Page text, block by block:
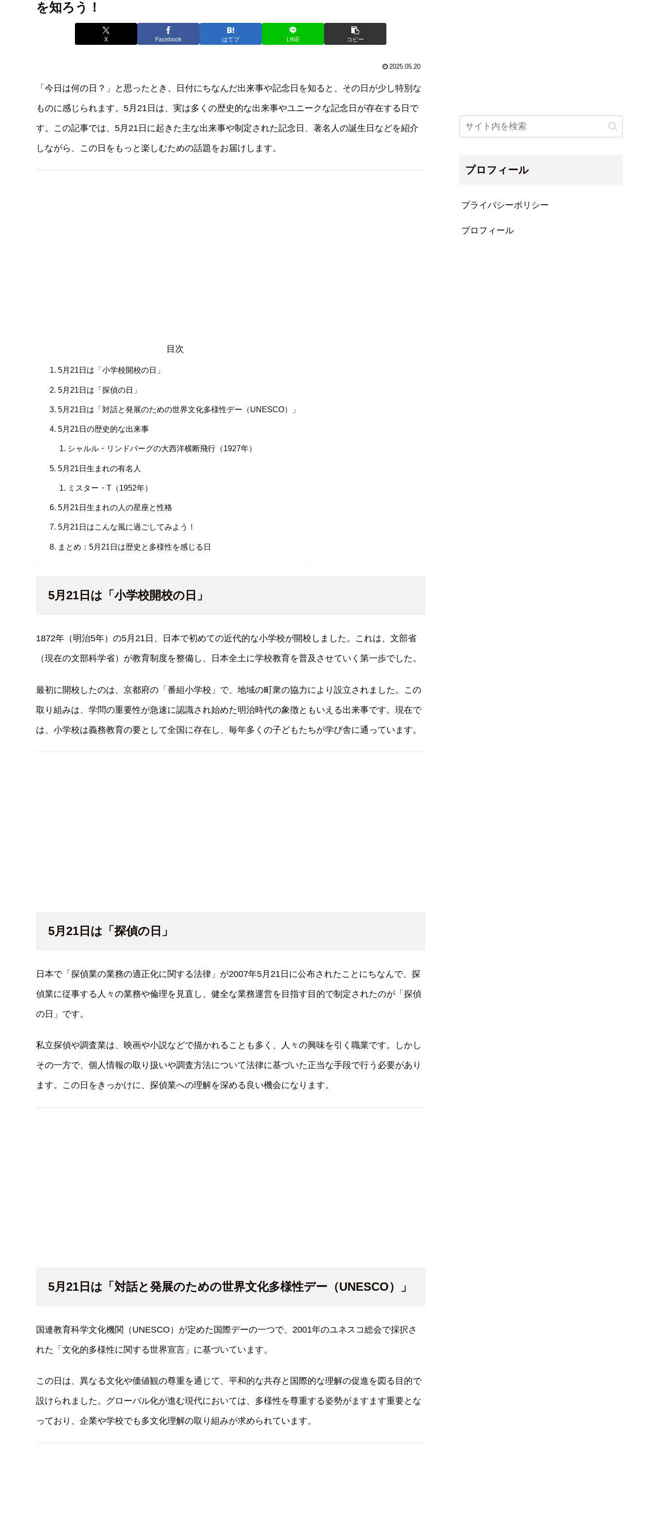
を知ろう！
X Facebook はてブ LINE コピー
2025.05.20
「今日は何の日？」と思ったとき、日付にちなんだ出来事や記念日を知ると、その日が少し特別な
ものに感じられます。5月21日は、実は多くの歴史的な出来事やユニークな記念日が存在する日で
す。この記事では、5月21日に起きた主な出来事や制定された記念日、著名人の誕生日などを紹介
しながら、この日をもっと楽しむための話題をお届けします。
目次
5月21日は「小学校開校の日」
5月21日は「探偵の日」
5月21日は「対話と発展のための世界文化多様性デー（UNESCO）」
5月21日の歴史的な出来事
シャルル・リンドバーグの大西洋横断飛行（1927年）
5月21日生まれの有名人
ミスター・T（1952年）
5月21日生まれの人の星座と性格
5月21日はこんな風に過ごしてみよう！
まとめ：5月21日は歴史と多様性を感じる日
5月21日は「小学校開校の日」
1872年（明治5年）の5月21日、日本で初めての近代的な小学校が開校しました。これは、文部省
（現在の文部科学省）が教育制度を整備し、日本全土に学校教育を普及させていく第一歩でした。
最初に開校したのは、京都府の「番組小学校」で、地域の町衆の協力により設立されました。この
取り組みは、学問の重要性が急速に認識され始めた明治時代の象徴ともいえる出来事です。現在で
は、小学校は義務教育の要として全国に存在し、毎年多くの子どもたちが学び舎に通っています。
5月21日は「探偵の日」
日本で「探偵業の業務の適正化に関する法律」が2007年5月21日に公布されたことにちなんで、探
偵業に従事する人々の業務や倫理を見直し、健全な業務運営を目指す目的で制定されたのが「探偵
の日」です。
私立探偵や調査業は、映画や小説などで描かれることも多く、人々の興味を引く職業です。しかし
その一方で、個人情報の取り扱いや調査方法について法律に基づいた正当な手段で行う必要があり
ます。この日をきっかけに、探偵業への理解を深める良い機会になります。
5月21日は「対話と発展のための世界文化多様性デー（UNESCO）」
国連教育科学文化機関（UNESCO）が定めた国際デーの一つで、2001年のユネスコ総会で採択さ
れた「文化的多様性に関する世界宣言」に基づいています。
この日は、異なる文化や価値観の尊重を通じて、平和的な共存と国際的な理解の促進を図る目的で
設けられました。グローバル化が進む現代においては、多様性を尊重する姿勢がますます重要とな
っており、企業や学校でも多文化理解の取り組みが求められています。
プロフィール
プライバシーポリシー
プロフィール